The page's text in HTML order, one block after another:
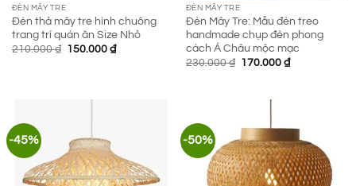
ĐÈN MÂY TRE
Đèn thả mây tre hình chuông
trang trí quán ăn Size Nhỏ
210.000₫ Giá
150.000 ₫Giá
ĐÈN MÂY TRE
Đèn Mây Tre: Mẫu đèn treo
handmade chụp đèn phong
cách Á Châu mộc mạc
230.000₫ Giá
170.000 ₫Giá
-45% -50%